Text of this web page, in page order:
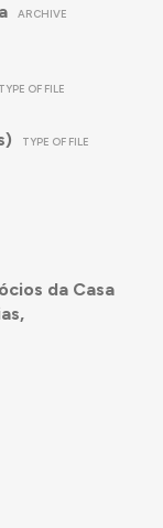
ARCHIVE
TYPE OF FILE
TYPE OF FILE
da Casa